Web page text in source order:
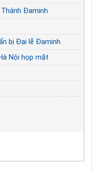
Đaminh
bị Đại lễ Đaminh
Nội họp mặt